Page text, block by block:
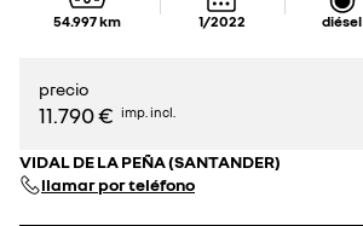
54.997km 1/2022 diésel
precio
11.790 € imp. incl.
VIDAL DE LA PEÑA (SANTANDER)
llamar por teléfono